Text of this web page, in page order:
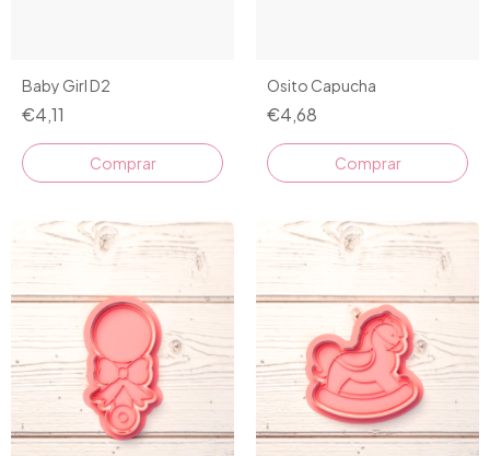
Baby Girl D2
€4,11
Comprar
Osito Capucha
€4,68
Comprar